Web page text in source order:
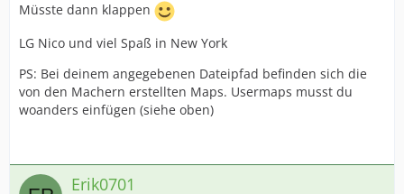
Müsste dann klappen
LG Nico und viel Spaß in New York
PS: Bei deinem angegebenen Dateipfad befinden sich die
von den Machern erstellten Maps. Usermaps musst du
woanders einfügen (siehe oben)
Erik0701